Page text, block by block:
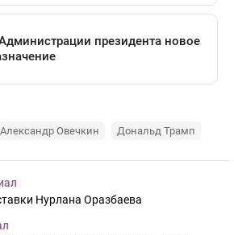
Александр Овечкин Дональд Трамп
Нурлана Оразбаева